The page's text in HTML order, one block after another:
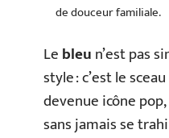
de douceur familiale.
Lebleun’est pas
style : c’est le
devenue icône
sans jamais se